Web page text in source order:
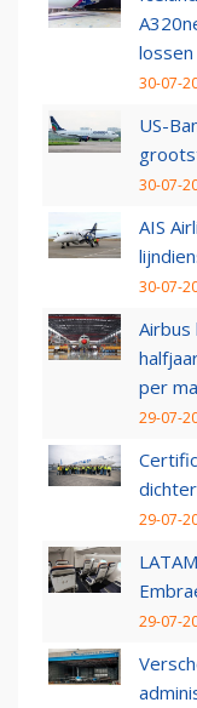
lossen
30-07-
US-
30-07-
AIS
30-07-
per
29-07-
29-07-
29-07-